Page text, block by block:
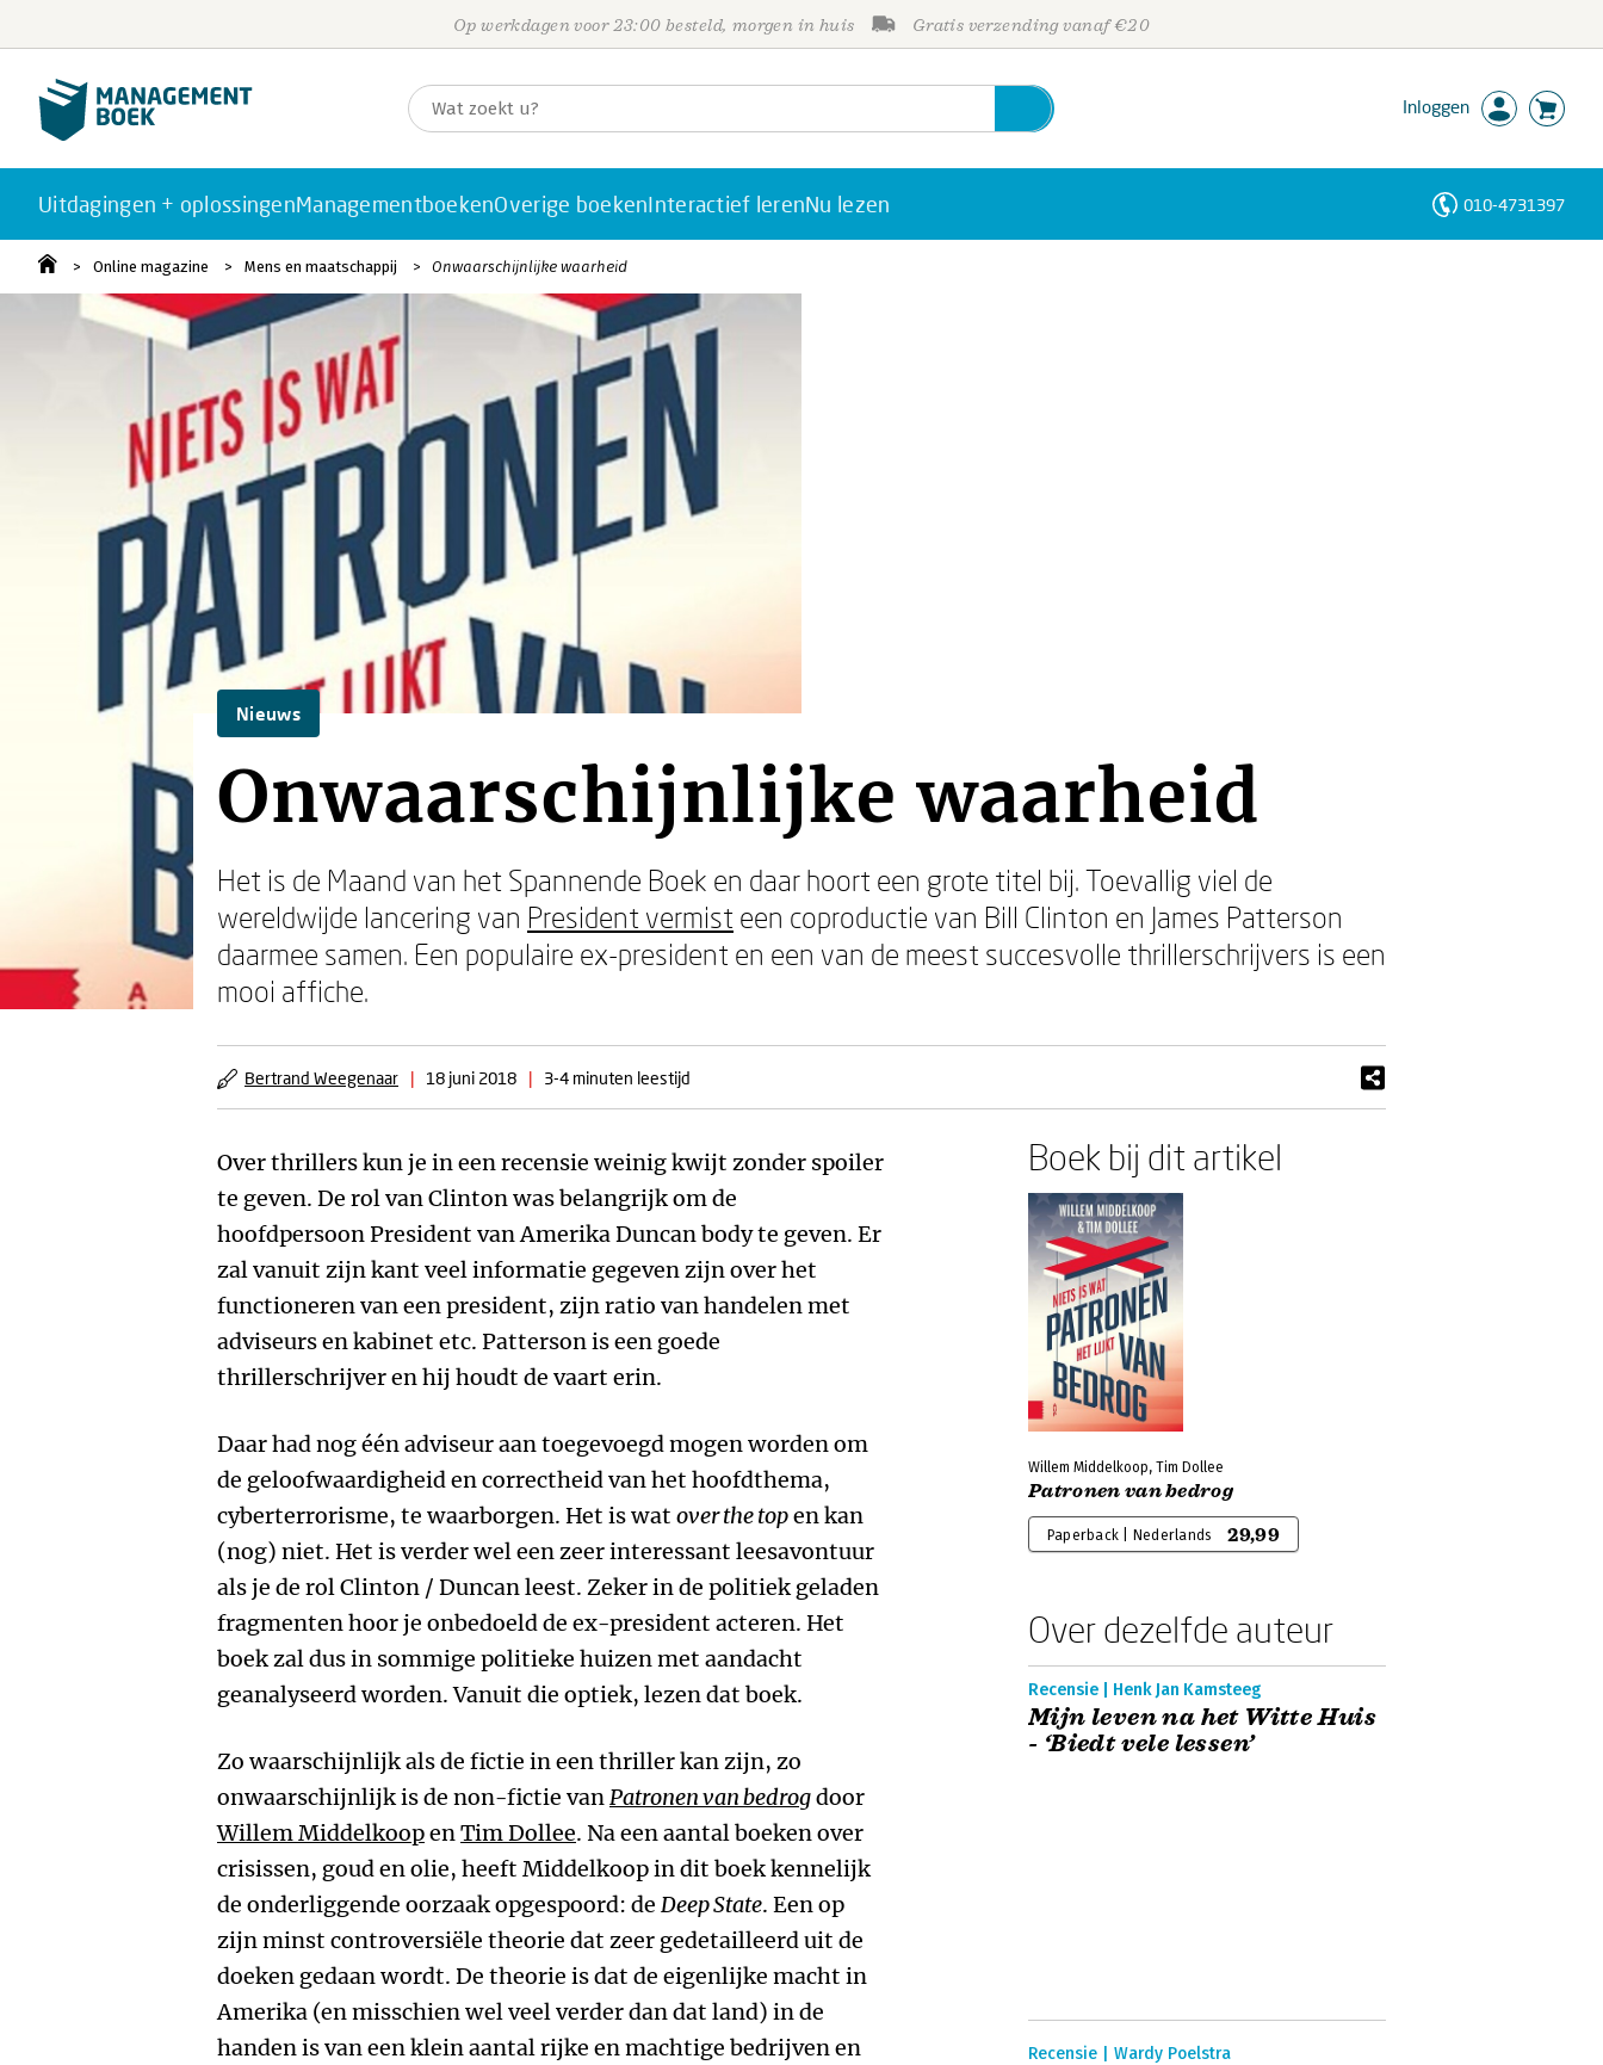
Op werkdagen voor 23:00 besteld, morgen in huis Gratis verzending vanaf €20
Inloggen
Uitdagingen + oplossingenManagementboekenOverige boekenInteractief lerenNu lezen 010-4731397
Online magazine Mens en maatschappij Onwaarschijnlijke waarheid
Nieuws
Onwaarschijnlijke waarheid
Het is de Maand van het Spannende Boek en daar hoort een grote titel bij. Toevallig viel de
wereldwijde lancering van President vermist een coproductie van Bill Clinton en James Patterson
daarmee samen. Een populaire ex-president en een van de meest succesvolle thrillerschrijvers is een
mooi affiche.
Bertrand Weegenaar | 18 juni 2018 | 3-4 minuten leestijd
Over thrillers kun je in een recensie weinig kwijt zonder spoiler
te geven. De rol van Clinton was belangrijk om de
hoofdpersoon President van Amerika Duncan body te geven. Er
zal vanuit zijn kant veel informatie gegeven zijn over het
functioneren van een president, zijn ratio van handelen met
adviseurs en kabinet etc. Patterson is een goede
thrillerschrijver en hij houdt de vaart erin.
Daar had nog één adviseur aan toegevoegd mogen worden om
de geloofwaardigheid en correctheid van het hoofdthema,
cyberterrorisme, te waarborgen. Het is wat over the topen kan
(nog) niet. Het is verder wel een zeer interessant leesavontuur
als je de rol Clinton / Duncan leest. Zeker in de politiek geladen
fragmenten hoor je onbedoeld de ex-president acteren. Het
boek zal dus in sommige politieke huizen met aandacht
geanalyseerd worden. Vanuit die optiek, lezen dat boek.
Zo waarschijnlijk als de fictie in een thriller kan zijn, zo
onwaarschijnlijk is de non-fictie vanPatronen van bedrogdoor
Willem MiddelkoopenTim Dollee. Na een aantal boeken over
crisissen, goud en olie, heeft Middelkoop in dit boek kennelijk
de onderliggende oorzaak opgespoord: de Deep State. Een op
zijn minst controversiële theorie dat zeer gedetailleerd uit de
doeken gedaan wordt. De theorie is dat de eigenlijke macht in
Amerika (en misschien wel veel verder dan dat land) in de
handen is van een klein aantal rijke en machtige bedrijven en
Boek bij dit artikel
Willem Middelkoop, Tim Dollee
Patronen van bedrog
Paperback | Nederlands 29,99
Over dezelfde auteur
Recensie | Henk Jan Kamsteeg
Mijn leven na het Witte Huis
- ‘Biedt vele lessen’
Recensie | Wardy Poelstra
Personen